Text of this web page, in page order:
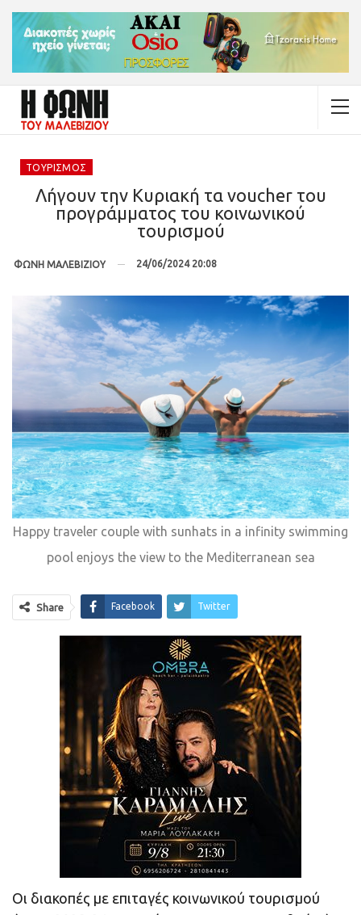
ΤΟΥΡΙΣΜΌΣ
Λήγουν την Κυριακή τα voucher του
προγράμματος του κοινωνικού
τουρισμού
ΦΩΝΗ ΜΑΛΕΒΙΖΙΟΥ 24/06/2024 20:08
Happy traveler couple with sunhats in a infinity swimming
pool enjoys the view to the Mediterranean sea
Share Facebook Twitter
Οι διακοπές με επιταγές κοινωνικού τουρισμού